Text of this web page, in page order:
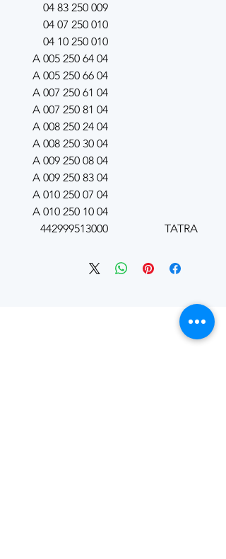
009 250 83 04
010 250 07 04
010 250 10 04
A 005 250 64 04
A 005 250 66 04
A 007 250 61 04
A 007 250 81 04
A 008 250 24 04
A 008 250 30 04
A 009 250 08 04
A 009 250 83 04
A 010 250 07 04
A 010 250 10 04
TATRA
442999513000